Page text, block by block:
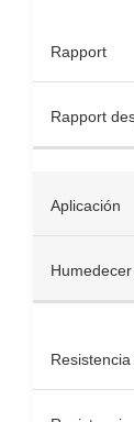
Rapport
Rapport
Aplicación